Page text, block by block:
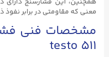
معنی که مقاومتی در برابر نفوذ
مشخصات فنی
testo ۵۱۱